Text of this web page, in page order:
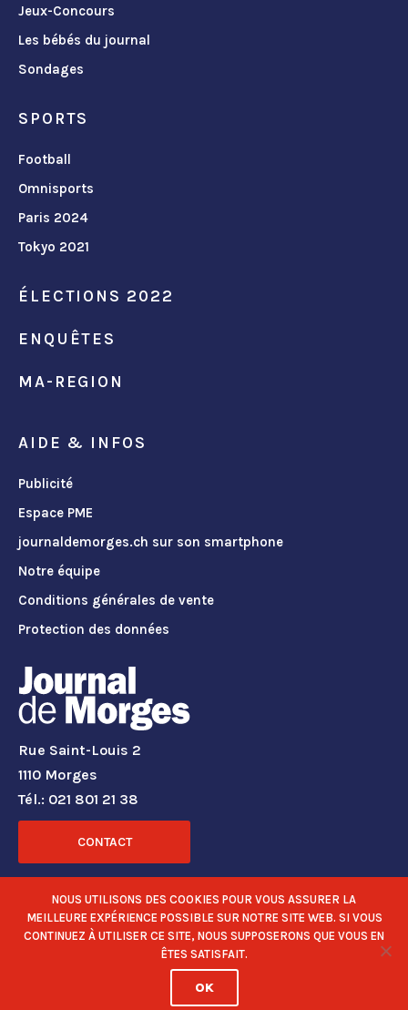
Jeux-Concours
Les bébés du journal
Sondages
SPORTS
Football
Omnisports
Paris 2024
Tokyo 2021
ÉLECTIONS 2022
ENQUÊTES
MA-REGION
AIDE & INFOS
Publicité
Espace PME
journaldemorges.ch sur son smartphone
Notre équipe
Conditions générales de vente
Protection des données
Rue Saint-Louis 2
1110 Morges
Tél.: 021 801 21 38
CONTACT
RÉSEAUX SOCIAUX
NOUS UTILISONS DES COOKIES POUR VOUS ASSURER LA
MEILLEURE EXPÉRIENCE POSSIBLE SUR NOTRE SITE WEB. SI VOUS
CONTINUEZ À UTILISER CE SITE, NOUS SUPPOSERONS QUE VOUS EN
ÊTES SATISFAIT.
OK